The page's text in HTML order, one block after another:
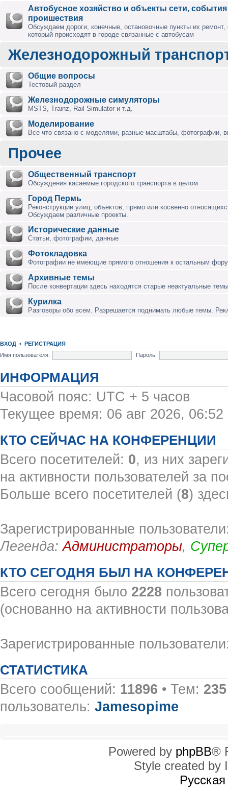
Автобусное хозяйство и объекты сети,
проишествия
Обсуждаем дороги, конечные, остановочные пункты их ремонт,
который происходят в городе связанные с автобусам
Железнодорожный
Общие вопросы
Тестовый раздел
Железнодорожные симуляторы
MSTS, Trainz, Rail Simulator и т.д.
Моделирование
Все что связано с моделями, разные масштабы, фотографии,
Прочее
Общественный транспорт
Обсуждения касаемые городского транспорта в целом
Город Пермь
Реконструкции улиц, объектов, прямо или косвенно
Обсуждаем различные проекты.
Исторические данные
Статьи, фотографии, данные
Фотокладовка
Фотографии не имеющие прямого отношения к остальным
Архивные темы
После конвертации здесь находятся старые неактуальные
Курилка
Разговоры обо всем. Разрешается поднимать любые темы.
ВХОД • РЕГИСТРАЦИЯ
Имя пользователя:
Пароль:
ИНФОРМАЦИЯ
Часовой пояс: UTC + 5 часов
Текущее время: 06 авг 2026, 06:52
КТО СЕЙЧАС НА КОНФЕРЕНЦИИ
Всего посетителей: 0, из них
на активности пользователей за
Больше всего посетителей (8)
Зарегистрированные
Легенда:Администраторы,
КТО СЕГОДНЯ БЫЛ НА
Всего сегодня было 2228
(основанно на активности
Зарегистрированные
СТАТИСТИКА
Всего сообщений: 11896 • Тем: 235
пользователь: Jamesopime
Powered by phpBB®
Style created by